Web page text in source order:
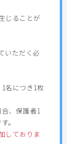
じることが
いただく必
名につき1枚
、保護者1
。
しておりま